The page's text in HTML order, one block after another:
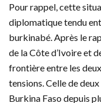
Pour rappel, cette
diplomatique tendu
burkinabé. Après le
de la Côte d’Ivoire et
frontière entre les
tensions. Celle de
Burkina Faso depuis